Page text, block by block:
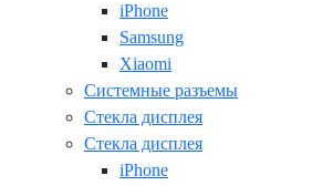
iPhone
Samsung
Xiaomi
Системные разъемы
Стекла дисплея
Стекла дисплея
iPhone